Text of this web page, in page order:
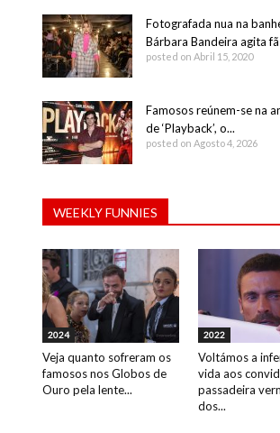
Fotografada nua na
Bárbara Bandeira agita
posted on Abril 15, 2020
Famosos reúnem-se na
de ‘Playback’, o...
posted on Agosto 4, 2026
WEEKLY FUNNIES
2024
Veja quanto sofreram os
famosos nos Globos de
Ouro pela lente...
2022
Voltámos a
vida aos
passadeira
dos...